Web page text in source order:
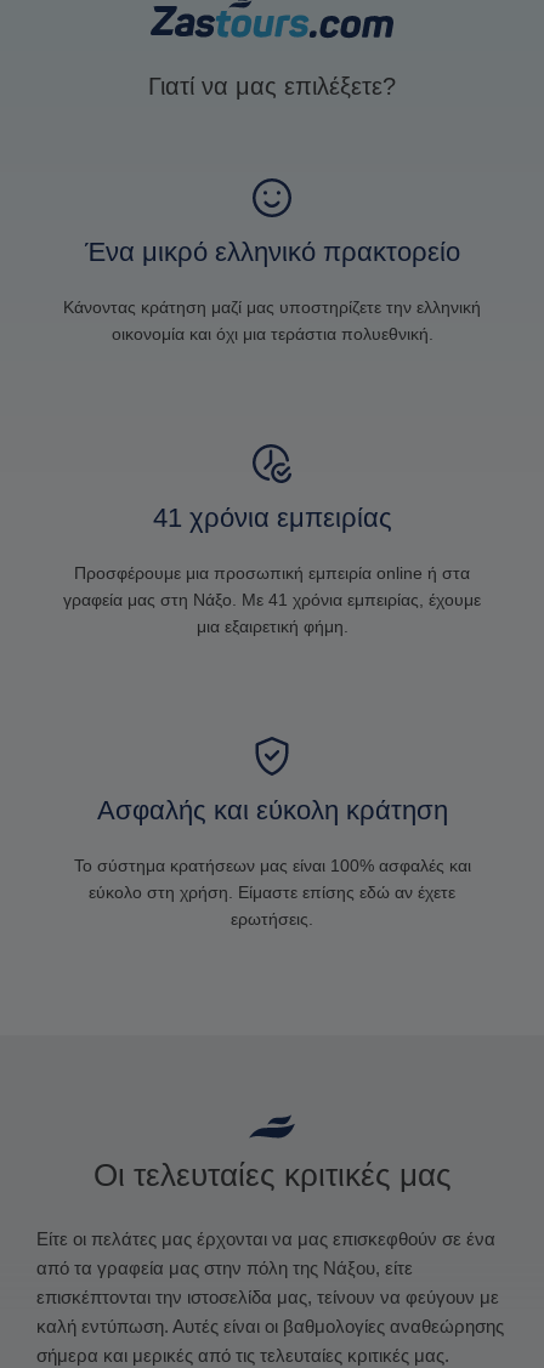
Γιατί να μας επιλέξετε?
Ένα μικρό ελληνικό πρακτορείο
Κάνοντας κράτηση μαζί μας υποστηρίζετε την ελληνική
οικονομία και όχι μια τεράστια πολυεθνική.
41 χρόνια εμπειρίας
Προσφέρουμε μια προσωπική εμπειρία online ή στα
γραφεία μας στη Νάξο. Με 41 χρόνια εμπειρίας, έχουμε
μια εξαιρετική φήμη.
Ασφαλής και εύκολη κράτηση
Το σύστημα κρατήσεων μας είναι 100% ασφαλές και
εύκολο στη χρήση. Είμαστε επίσης εδώ αν έχετε
ερωτήσεις.
Οι τελευταίες κριτικές μας
Είτε οι πελάτες μας έρχονται να μας επισκεφθούν σε ένα
από τα γραφεία μας στην πόλη της Νάξου, είτε
επισκέπτονται την ιστοσελίδα μας, τείνουν να φεύγουν με
καλή εντύπωση. Αυτές είναι οι βαθμολογίες αναθεώρησης
σήμερα και μερικές από τις τελευταίες κριτικές μας.